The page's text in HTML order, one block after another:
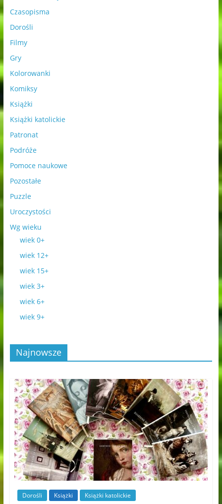
Czasopisma
Dorośli
Filmy
Gry
Kolorowanki
Komiksy
Książki
Książki katolickie
Patronat
Podróże
Pomoce naukowe
Pozostałe
Puzzle
Uroczystości
Wg wieku
wiek 0+
wiek 12+
wiek 15+
wiek 3+
wiek 6+
wiek 9+
Najnowsze
Dorośli Książki Książki katolickie